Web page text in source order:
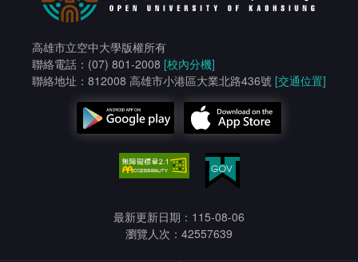
高雄市立空中大學版權所有
聯絡電話：(07) 801-2008 [校內分機]
聯絡地址：812008 高雄市小港區大業北路436號 [交通位置]
最新更新日期：115-08-06
瀏覽人次：42557639